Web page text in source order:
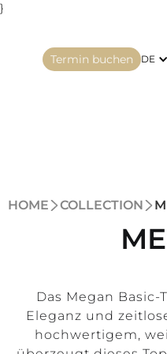
}
Termin buchen DE
HOME COLLECTION
Das Megan
Eleganz und
hochwertigem,